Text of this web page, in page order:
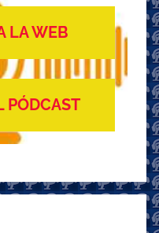
LA WEB
PÓDCAST